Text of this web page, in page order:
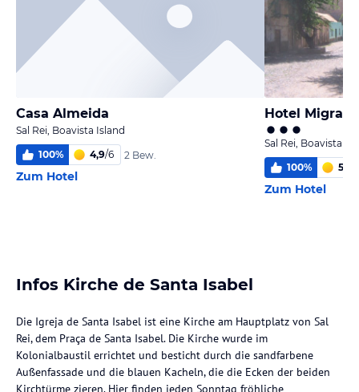
Casa Almeida
Sal Rei, Boavista Island
100% 4,9/6 2 Bew.
Zum Hotel
Hotel
Sal Rei, Boavista
100% 5,9
Zum Hotel
Infos Kirche de Santa Isabel
Die Igreja de Santa Isabel ist eine Kirche am Hauptplatz von Sal
Rei, dem Praça de Santa Isabel. Die Kirche wurde im
Kolonialbaustil errichtet und besticht durch die sandfarbene
Außenfassade und die blauen Kacheln, die die Ecken der beiden
Kirchtürme zieren. Hier finden jeden Sonntag fröhliche